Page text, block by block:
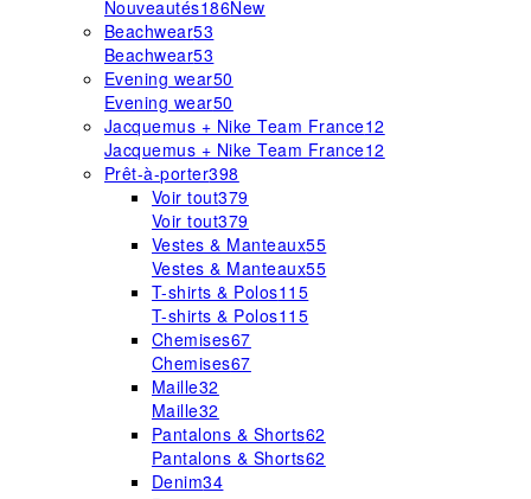
Nouveautés186New
Beachwear53
Beachwear53
Evening wear50
Evening wear50
Jacquemus + Nike Team France12
Jacquemus + Nike Team France12
Prêt-à-porter398
Voir tout379
Voir tout379
Vestes & Manteaux55
Vestes & Manteaux55
T-shirts & Polos115
T-shirts & Polos115
Chemises67
Chemises67
Maille32
Maille32
Pantalons & Shorts62
Pantalons & Shorts62
Denim34